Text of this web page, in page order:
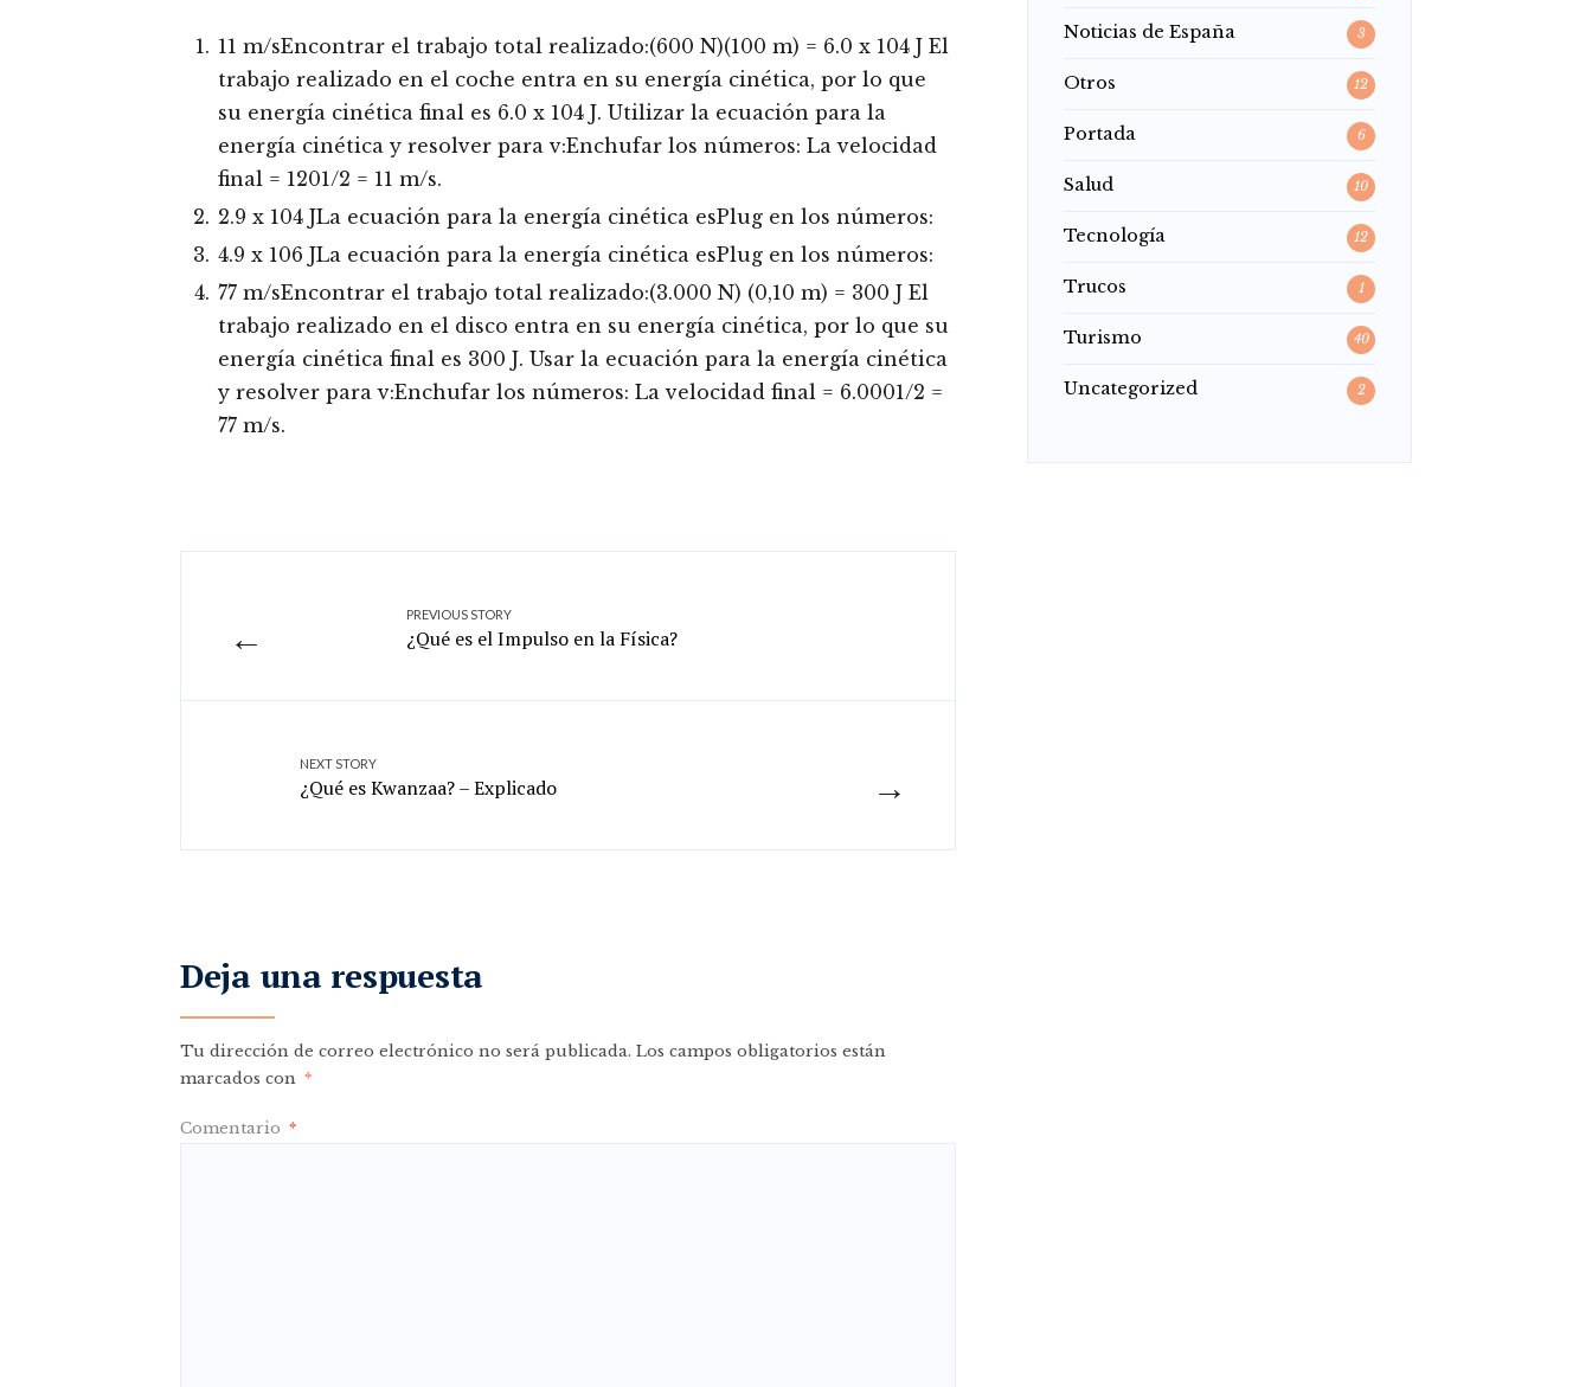
11 m/sEncontrar el trabajo total realizado:(600 N)(100 m) = 6.0 x 104 J El
trabajo realizado en el coche entra en su energía cinética, por lo que
su energía cinética final es 6.0 x 104 J. Utilizar la ecuación para la
energía cinética y resolver para v:Enchufar los números: La velocidad
final = 1201/2 = 11 m/s.
2.9 x 104 JLa ecuación para la energía cinética esPlug en los números:
4.9 x 106 JLa ecuación para la energía cinética esPlug en los números:
77 m/sEncontrar el trabajo total realizado:(3.000 N) (0,10 m) = 300 J El
trabajo realizado en el disco entra en su energía cinética, por lo que su
energía cinética final es 300 J. Usar la ecuación para la energía cinética
y resolver para v:Enchufar los números: La velocidad final = 6.0001/2 =
77 m/s.
←
PREVIOUS STORY
¿Qué es el Impulso en la Física?
→
NEXT STORY
¿Qué es Kwanzaa? – Explicado
Deja una respuesta
Tu dirección de correo electrónico no será publicada. Los campos obligatorios están
marcados con *
Comentario *
Noticias de España 3
Otros 12
Portada 6
Salud 10
Tecnología 12
Trucos 1
Turismo 40
Uncategorized 2